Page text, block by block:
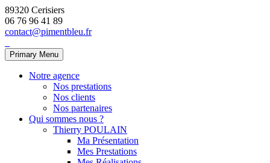
89320 Cerisiers
06 76 96 41 89
contact@pimentbleu.fr
Primary Menu
Notre agence
Nos prestations
Nos clients
Nos partenaires
Qui sommes nous ?
Thierry POULAIN
Ma Présentation
Mes Prestations